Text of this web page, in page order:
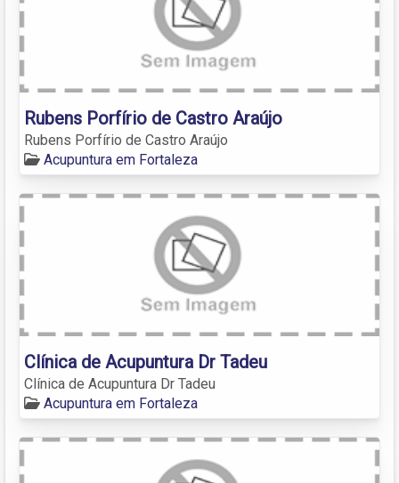
Rubens Porfírio de Castro Araújo
Rubens Porfírio de Castro Araújo
Acupuntura em Fortaleza
Clínica de Acupuntura Dr Tadeu
Clínica de Acupuntura Dr Tadeu
Acupuntura em Fortaleza